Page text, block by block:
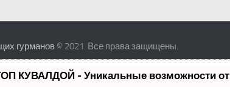
гурманов © 2021. Все права защищены.
КУВАЛДОЙ - Уникальные возможности от